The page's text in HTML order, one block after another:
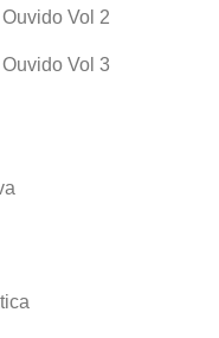
Vol 2
Vol 3